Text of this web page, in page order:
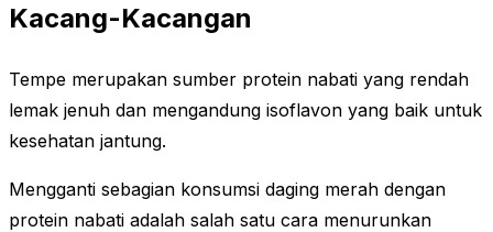
Kacang-Kacangan
Tempe merupakan sumber protein nabati yang rendah
lemak jenuh dan mengandung isoflavon yang baik untuk
kesehatan jantung.
Mengganti sebagian konsumsi daging merah dengan
protein nabati adalah salah satu cara menurunkan